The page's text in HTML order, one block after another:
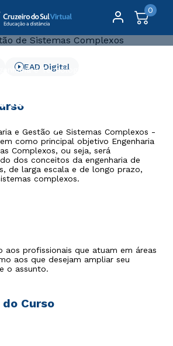
0
e Tecnologia
e Gestão de
Complexos
EAD Digital
e Gestão de Sistemas Complexos -
como principal objetivo Engenharia
Complexos, ou seja, será
dos conceitos da engenharia de
de larga escala e de longo prazo,
complexos.
aos profissionais que atuam em áreas
aos que desejam ampliar seu
o assunto.
Curso